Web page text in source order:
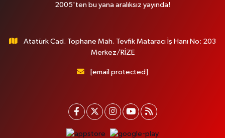
2005'ten bu yana aralıksız yayında!
Atatürk Cad. Tophane Mah. Tevfik Mataracı İş Hanı No: 203
Merkez/RİZE
[email protected]